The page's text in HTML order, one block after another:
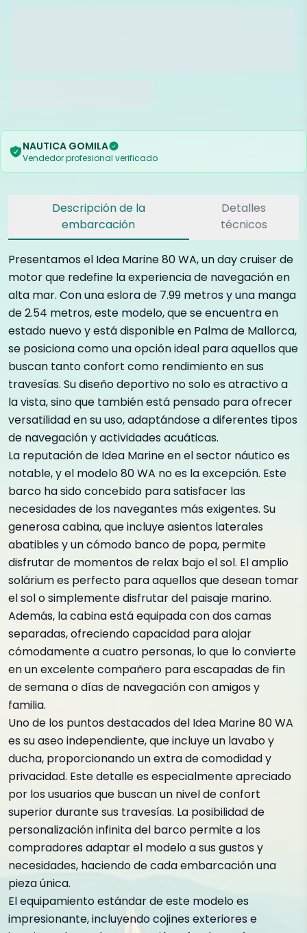
NAUTICA GOMILA
Vendedor profesional verificado
Descripción de la
embarcación
Detalles
técnicos
Presentamos el Idea Marine 80 WA, un day cruiser de
motor que redefine la experiencia de navegación en
alta mar. Con una eslora de 7.99 metros y una manga
de 2.54 metros, este modelo, que se encuentra en
estado nuevo y está disponible en Palma de Mallorca,
se posiciona como una opción ideal para aquellos que
buscan tanto confort como rendimiento en sus
travesías. Su diseño deportivo no solo es atractivo a
la vista, sino que también está pensado para ofrecer
versatilidad en su uso, adaptándose a diferentes tipos
de navegación y actividades acuáticas.
La reputación de Idea Marine en el sector náutico es
notable, y el modelo 80 WA no es la excepción. Este
barco ha sido concebido para satisfacer las
necesidades de los navegantes más exigentes. Su
generosa cabina, que incluye asientos laterales
abatibles y un cómodo banco de popa, permite
disfrutar de momentos de relax bajo el sol. El amplio
solárium es perfecto para aquellos que desean tomar
el sol o simplemente disfrutar del paisaje marino.
Además, la cabina está equipada con dos camas
separadas, ofreciendo capacidad para alojar
cómodamente a cuatro personas, lo que lo convierte
en un excelente compañero para escapadas de fin
de semana o días de navegación con amigos y
familia.
Uno de los puntos destacados del Idea Marine 80 WA
es su aseo independiente, que incluye un lavabo y
ducha, proporcionando un extra de comodidad y
privacidad. Este detalle es especialmente apreciado
por los usuarios que buscan un nivel de confort
superior durante sus travesías. La posibilidad de
personalización infinita del barco permite a los
compradores adaptar el modelo a sus gustos y
necesidades, haciendo de cada embarcación una
pieza única.
El equipamiento estándar de este modelo es
impresionante, incluyendo cojines exteriores e